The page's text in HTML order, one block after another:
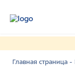
Главная страница -